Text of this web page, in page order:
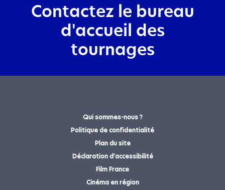
Contactez le bureau
d'accueil des
tournages
solutions les plus pertinentes.
Je suis un professionnel de la région
Qui sommes-nous ?
Politique de confidentialité
Plan du site
Déclaration d’accessibilité
Film France
Cinéma en région